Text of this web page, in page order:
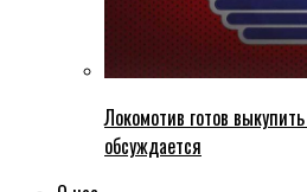
Локомотив готов
обсуждается